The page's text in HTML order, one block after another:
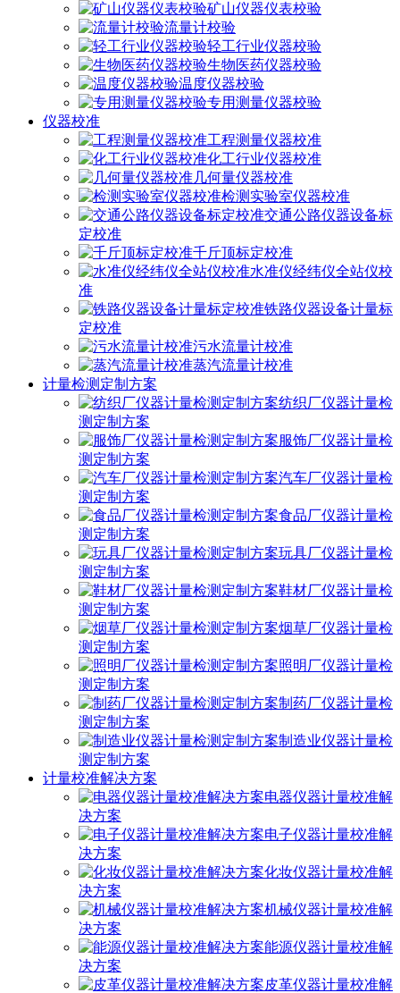
矿山仪器仪表校验
流量计校验
轻工行业仪器校验
生物医药仪器校验
温度仪器校验
专用测量仪器校验
仪器校准
工程测量仪器校准
化工行业仪器校准
几何量仪器校准
检测实验室仪器校准
交通公路仪器设备标
定校准
千斤顶标定校准
水准仪经纬仪全站仪校
准
铁路仪器设备计量标
定校准
污水流量计校准
蒸汽流量计校准
计量检测定制方案
纺织厂仪器计量检
测定制方案
服饰厂仪器计量检
测定制方案
汽车厂仪器计量检
测定制方案
食品厂仪器计量检
测定制方案
玩具厂仪器计量检
测定制方案
鞋材厂仪器计量检
测定制方案
烟草厂仪器计量检
测定制方案
照明厂仪器计量检
测定制方案
制药厂仪器计量检
测定制方案
制造业仪器计量检
测定制方案
计量校准解决方案
电器仪器计量校准解
决方案
电子仪器计量校准解
决方案
化妆仪器计量校准解
决方案
机械仪器计量校准解
决方案
能源仪器计量校准解
决方案
皮革仪器计量校准解